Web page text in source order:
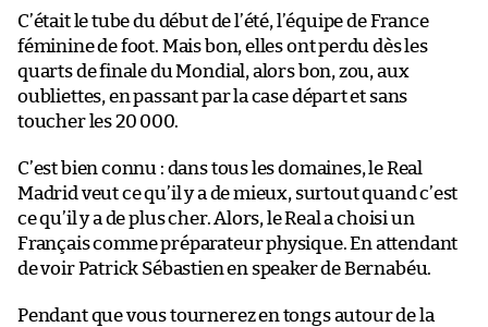
C’était le tube du début de l’été, l’équipe de France
féminine de foot. Mais bon, elles ont perdu dès les
quarts de finale du Mondial, alors bon, zou, aux
oubliettes, en passant par la case départ et sans
toucher les 20 000.
C’est bien connu : dans tous les domaines, le Real
Madrid veut ce qu’il y a de mieux, surtout quand c’est
ce qu’il y a de plus cher. Alors, le Real a choisi un
Français comme préparateur physique. En attendant
de voir Patrick Sébastien en speaker de Bernabéu.
Pendant que vous tournerez en tongs autour de la